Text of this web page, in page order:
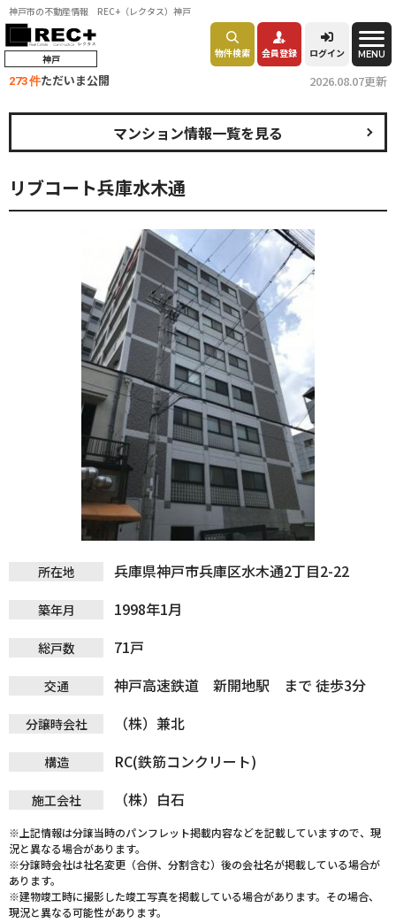
神戸市の不動産情報 REC+（レクタス）神戸
神戸 物件検索 会員登録 ログイン MENU
273 件ただいま公開 2026.08.07更新
リブコート兵庫水木通
マンション情報一覧を見る
所在地 兵庫県神戸市兵庫区水木通2丁目2-22
築年月 1998年1月
総戸数 71戸
交通 神戸高速鉄道 新開地駅 まで 徒歩3分
分譲時会社 （株）兼北
構造 RC(鉄筋コンクリート)
施工会社 （株）白石
※上記情報は分譲当時のパンフレット掲載内容などを記載していますので、現
況と異なる場合があります。
※分譲時会社は社名変更（合併、分割含む）後の会社名が掲載している場合が
あります。
※建物竣工時に撮影した竣工写真を掲載している場合があります。その場合、
現況と異なる可能性があります。